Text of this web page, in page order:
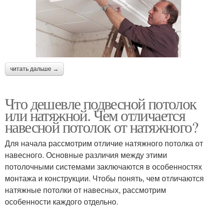
читать дальше →
Что дешевле подвесной потолок
или натяжной. Чем отличается
навесной потолок от натяжного?
Для начала рассмотрим отличие натяжного потолка от
навесного. Основные различия между этими
потолочными системами заключаются в особенностях
монтажа и конструкции. Чтобы понять, чем отличаются
натяжные потолки от навесных, рассмотрим
особенности каждого отдельно.